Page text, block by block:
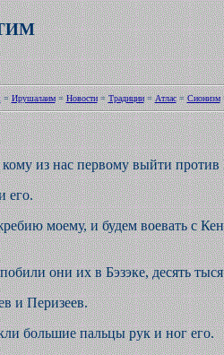
=Ирушалаим=Новости=Традиции=Атлас=Сионизм
из нас первому выйти против
его.
моему, и будем воевать с
они их в Бэзэке, десять
и Перизеев.
большие пальцы рук и ног его.